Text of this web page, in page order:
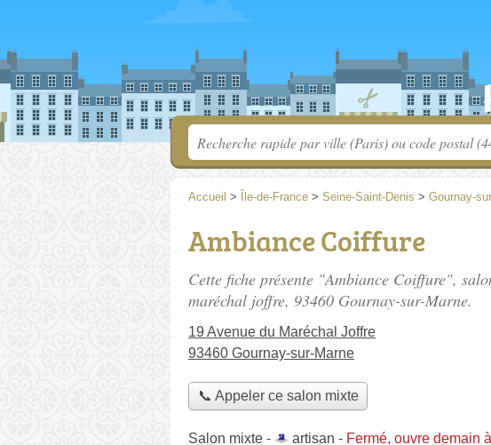
Accueil > Île-de-France > Seine-Saint-Denis > Gournay-
Ambiance Coiffure
Cette fiche présente "Ambiance Coiffure",
maréchal joffre, 93460 Gournay-sur-Marne.
19 Avenue du Maréchal Joffre
93460 Gournay-sur-Marne
📞 Appeler ce salon mixte
Salon mixte - artisan - Fermé, ouvre demain